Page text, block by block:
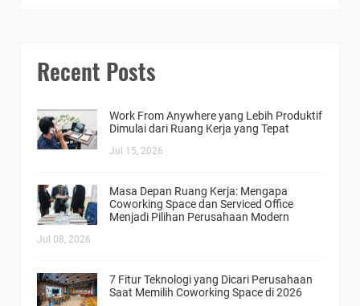
Recent Posts
Work From Anywhere yang Lebih Produktif
Dimulai dari Ruang Kerja yang Tepat
Jul 15, 2026
Masa Depan Ruang Kerja: Mengapa
Coworking Space dan Serviced Office
Menjadi Pilihan Perusahaan Modern
Jul 08, 2026
7 Fitur Teknologi yang Dicari Perusahaan
Saat Memilih Coworking Space di 2026